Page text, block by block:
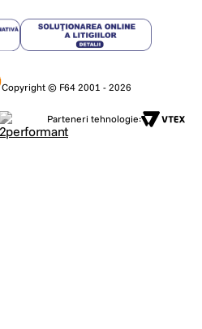
Copyright © F64 2001 - 2026
Parteneri tehnologie: